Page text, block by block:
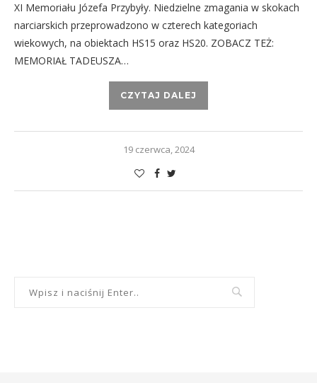
XI Memoriału Józefa Przybyły. Niedzielne zmagania w skokach
narciarskich przeprowadzono w czterech kategoriach
wiekowych, na obiektach HS15 oraz HS20. ZOBACZ TEŻ:
MEMORIAŁ TADEUSZA…
CZYTAJ DALEJ
19 czerwca, 2024